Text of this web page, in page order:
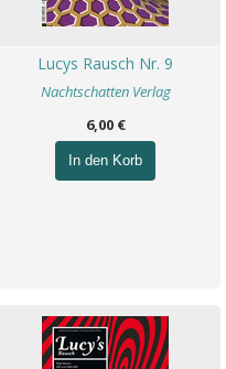
Lucys Rausch Nr. 9
Nachtschatten Verlag
6,00 €
In den Korb